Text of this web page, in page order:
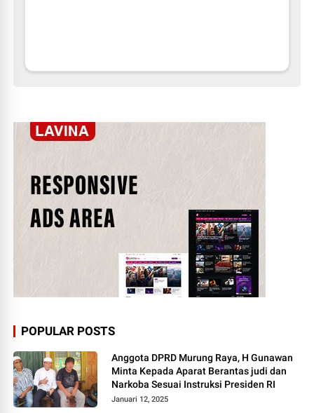
POPULAR POSTS
Anggota DPRD Murung Raya, H Gunawan
Minta Kepada Aparat Berantas judi dan
Narkoba Sesuai Instruksi Presiden RI
Januari 12, 2025